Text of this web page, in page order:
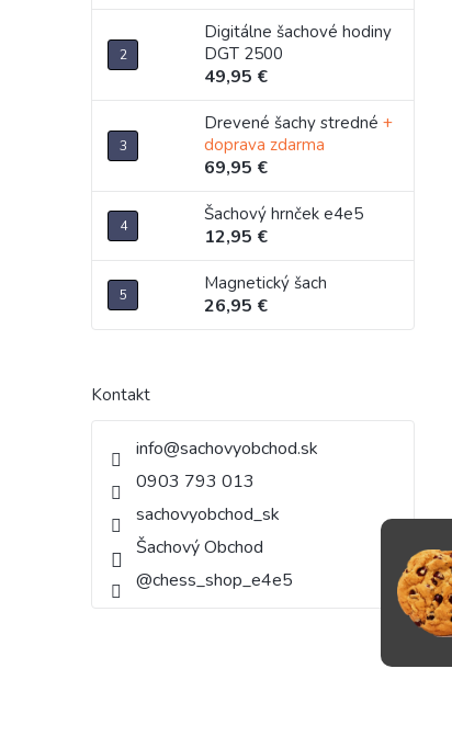
Digitálne šachové hodiny
DGT 2500
49,95 €
Drevené šachy stredné +
doprava zdarma
69,95 €
Šachový hrnček e4e5
12,95 €
Magnetický šach
26,95 €
Kontakt
info@sachovyobchod.sk
0903 793 013
sachovyobchod_sk
Šachový Obchod
@chess_shop_e4e5